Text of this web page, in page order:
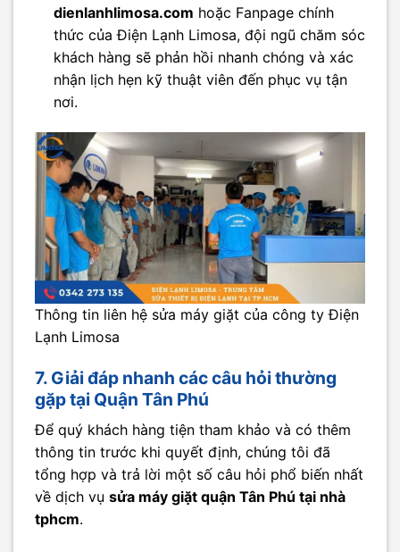
dienlanhlimosa.com hoặc Fanpage chính
thức của Điện Lạnh Limosa, đội ngũ chăm sóc
khách hàng sẽ phản hồi nhanh chóng và xác
nhận lịch hẹn kỹ thuật viên đến phục vụ tận
nơi.
Thông tin liên hệ sửa máy giặt của công ty Điện
Lạnh Limosa
7. Giải đáp nhanh các câu hỏi thường
gặp tại Quận Tân Phú
Để quý khách hàng tiện tham khảo và có thêm
thông tin trước khi quyết định, chúng tôi đã
tổng hợp và trả lời một số câu hỏi phổ biến nhất
về dịch vụ sửa máy giặt quận Tân Phú tại nhà
tphcm.